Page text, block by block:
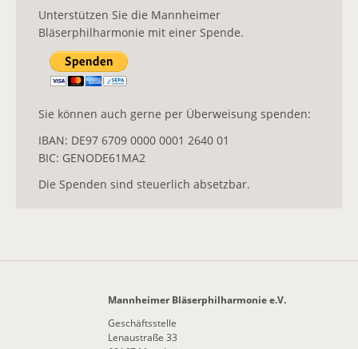
Unterstützen Sie die Mannheimer
Bläserphilharmonie mit einer Spende.
Sie können auch gerne per Überweisung spenden:
IBAN: DE97 6709 0000 0001 2640 01
BIC: GENODE61MA2
Die Spenden sind steuerlich absetzbar.
Mannheimer Bläserphilharmonie e.V.
Geschäftsstelle
Lenaustraße 33